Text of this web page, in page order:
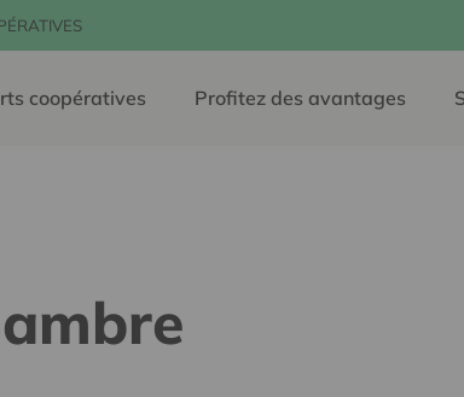
coopératives Profitez des avantages